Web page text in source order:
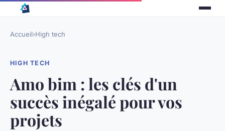
Accueil›High tech
HIGH TECH
Amo bim : les clés d'un
succès inégalé pour vos
projets